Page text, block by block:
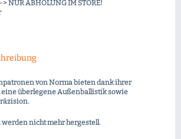
NUR ABHOLUNG IM STORE!
von Norma bieten dank ihrer
überlegene Außenballistik sowie
werden nicht mehr hergestell.